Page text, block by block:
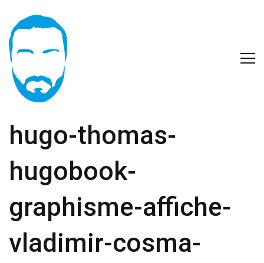
hugo-thomas-
hugobook-
graphisme-affiche-
vladimir-cosma-